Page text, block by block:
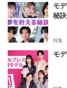
モ
秘訣
特集
モ